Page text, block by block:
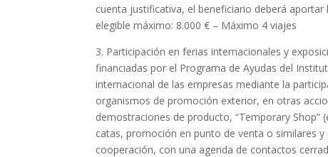
cuenta justificativa, el beneficiario deberá
elegible máximo: 8.000 € – Máximo 4 viajes
3. Participación en ferias internacionales y
financiadas por el Programa de Ayudas del
internacional de las empresas mediante la
organismos de promoción exterior, en otras
demostraciones de producto, “Temporary
catas, promoción en punto de venta o similares
cooperación, con una agenda de contactos